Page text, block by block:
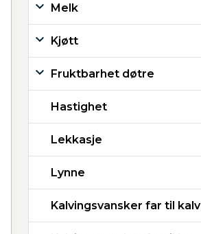
Melk
Kjøtt
Fruktbarhet døtre
Hastighet
Lekkasje
Lynne
Kalvingsvansker far til kalv